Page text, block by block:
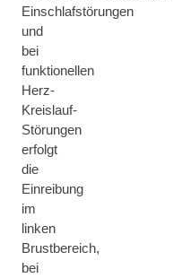
Einschlafstörungen
und
bei
funktionellen
Herz-
Kreislauf-
Störungen
erfolgt
die
Einreibung
im
linken
Brustbereich,
bei